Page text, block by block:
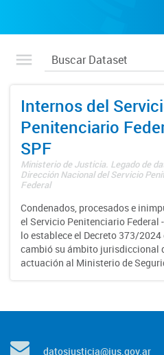
Internos del
Penitenciario
SPF
Ministerio de Justicia. Legado de
Dirección Nacional del Servicio
Federal
Condenados, procesados e
el Servicio Penitenciario Federal
lo establece el Decreto 373/2024
cambió su ámbito jurisdiccional
actuación al Ministerio de
datosjusticia@jus.gov.ar